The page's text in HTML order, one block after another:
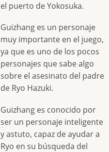
el puerto de Yokosuka.
Guizhang es un personaje
muy importante en el juego,
ya que es uno de los pocos
personajes que sabe algo
sobre el asesinato del padre
de Ryo Hazuki.
Guizhang es conocido por
ser un personaje inteligente
y astuto, capaz de ayudar a
Ryo en su búsqueda del